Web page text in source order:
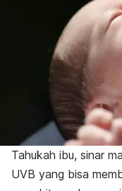
Tahukah ibu, sinar
UVB yang bisa